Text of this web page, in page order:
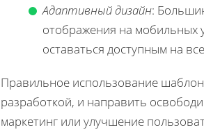
Адаптивный дизайн:
отображения на мобильных
оставаться доступным на
Правильное использование
разработкой, и направить
маркетинг или улучшение